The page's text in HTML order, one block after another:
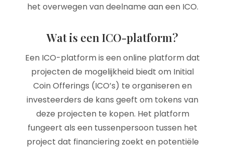
het overwegen van deelname aan een ICO.
Wat is een ICO-platform?
Een ICO-platform is een online platform dat
projecten de mogelijkheid biedt om Initial
Coin Offerings (ICO’s) te organiseren en
investeerders de kans geeft om tokens van
deze projecten te kopen. Het platform
fungeert als een tussenpersoon tussen het
project dat financiering zoekt en potentiële